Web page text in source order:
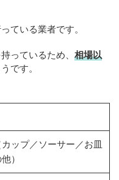
ている業者です。
っているため、 相場以
です。
ップ／ソーサー／お皿
）